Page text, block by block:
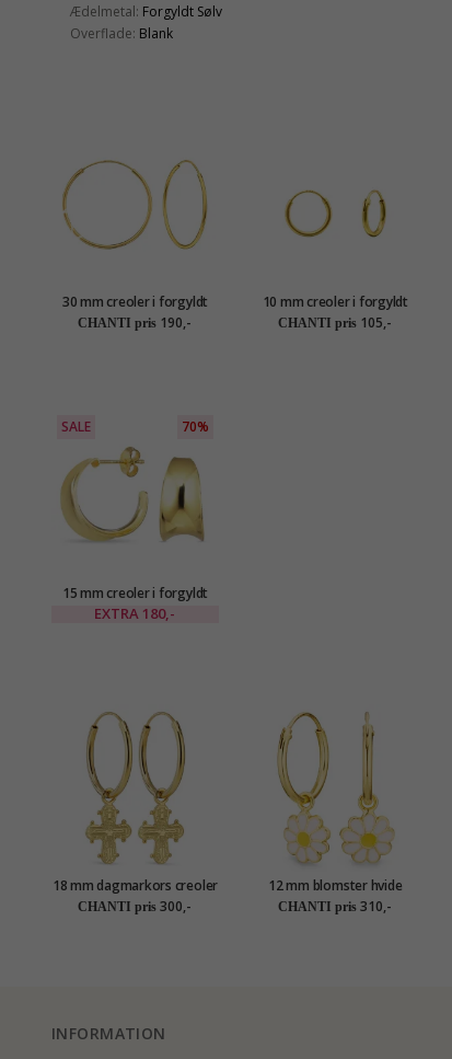
Ædelmetal: Forgyldt Sølv
Overflade: Blank
30 mm creoler i forgyldt
sølv
CHANTI pris 190,-
10 mm creoler i forgyldt
sølv
CHANTI pris 105,-
SALE 70%
15 mm creoler i forgyldt
sølv
EXTRA 180,-
18 mm dagmarkors creoler
i forgyldt sølv - Amoré
CHANTI pris 300,-
12 mm blomster hvide
børneøreringe i forgyldt
sølv - Little Ones
CHANTI pris 310,-
INFORMATION